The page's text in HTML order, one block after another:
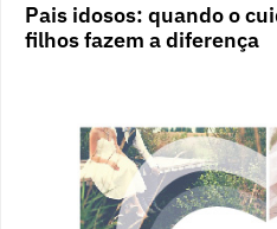
Pais idosos: quando o
filhos fazem a diferença